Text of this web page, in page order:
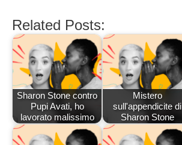
Related Posts:
Sharon Stone contro
Pupi Avati, ho
lavorato malissimo
Mistero
sull'appendicite di
Sharon Stone